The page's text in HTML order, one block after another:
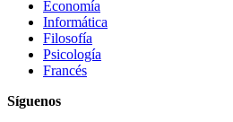
Economía
Informática
Filosofía
Psicología
Francés
Síguenos